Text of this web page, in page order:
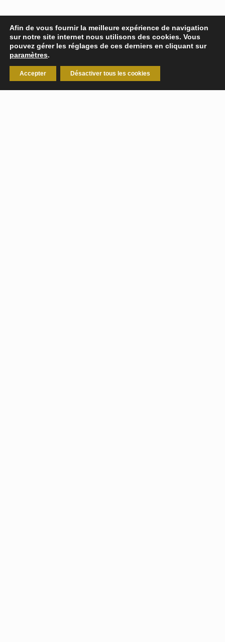
Afin de vous fournir la meilleure expérience de navigation
sur notre site internet nous utilisons des cookies. Vous
pouvez gérer les réglages de ces derniers en cliquant sur
paramètres.
Accepter Désactiver tous les cookies